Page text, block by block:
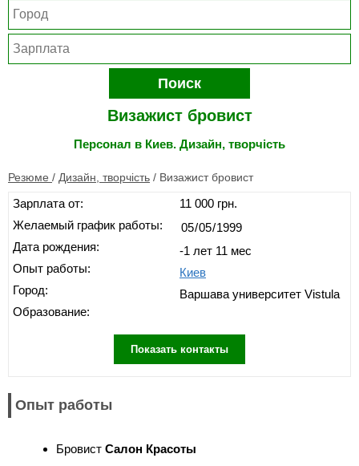
Поиск
Визажист бровист
Персонал в Киев. Дизайн, творчість
Резюме / Дизайн, творчість / Визажист бровист
Зарплата от:
Желаемый график работы:
Дата рождения:
Опыт работы:
Город:
Образование:
11 000 грн.
-1 лет 11 мес
Киев
Варшава университет Vistula
Показать контакты
Опыт работы
Бровист Салон Красоты